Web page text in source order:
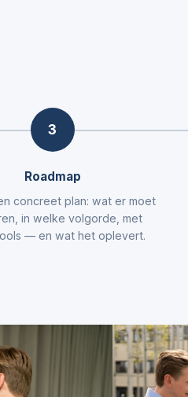
3
Roadmap
concreet plan: wat er moet
in welke volgorde, met
— en wat het oplevert.